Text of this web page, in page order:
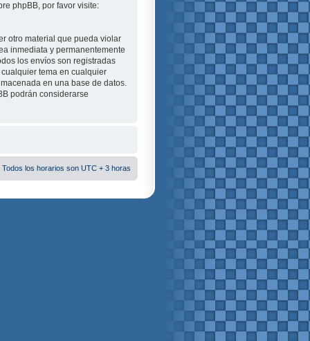
phpBB, por favor visite:
otro material que pueda violar
inmediata y permanentemente
los envíos son registradas
tema en cualquier
en una base de datos.
podrán considerarse
Todos los horarios son UTC + 3 horas